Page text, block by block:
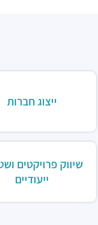
ייצוג חברות
שיווק פרויקטים
ייעודיים